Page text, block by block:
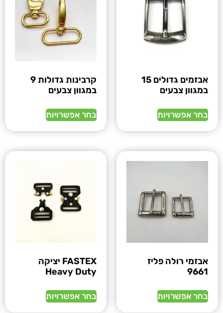
אבזמים גדולים 15
במגוון צבעים
בחר אפשרויות
קרבינות גדולות 9
במגוון צבעים
בחר אפשרויות
אבזמי רולה פליז
9661
בחר אפשרויות
FASTEX יציקה
Heavy Duty
בחר אפשרויות